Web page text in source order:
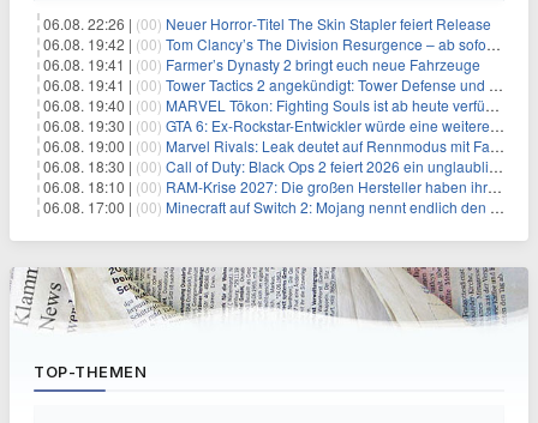
06.08. 22:26 | (00) Neuer Horror‑Titel The Skin Stapler feiert Release
06.08. 19:42 | (00) Tom Clancy’s The Division Resurgence – ab sofort für euch verfügbar
06.08. 19:41 | (00) Farmer’s Dynasty 2 bringt euch neue Fahrzeuge
06.08. 19:41 | (00) Tower Tactics 2 angekündigt: Tower Defense und Deckbuilding Kombo kehrt zurück
06.08. 19:40 | (00) MARVEL Tōkon: Fighting Souls ist ab heute verfügbar
06.08. 19:30 | (00) GTA 6: Ex-Rockstar-Entwickler würde eine weitere Verschiebung nicht überraschen
06.08. 19:00 | (00) Marvel Rivals: Leak deutet auf Rennmodus mit Fahrzeugen hin
06.08. 18:30 | (00) Call of Duty: Black Ops 2 feiert 2026 ein unglaubliches Comeback
06.08. 18:10 | (00) RAM-Krise 2027: Die großen Hersteller haben ihre Produktion offenbar schon verkauft
06.08. 17:00 | (00) Minecraft auf Switch 2: Mojang nennt endlich den Releasetermin
TOP-THEMEN